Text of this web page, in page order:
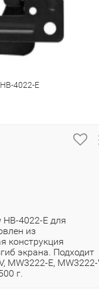
4022-E
4022-E для
из
конструкция
экрана. Подходит
MW3222-E, MW3222-
г.